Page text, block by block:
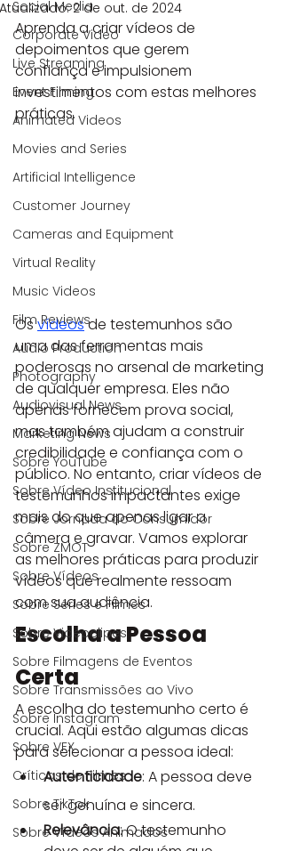
Social Media
Corporate Video
Live Streaming
Event Filming
Animated Videos
Movies and Series
Artificial Intelligence
Customer Journey
Cameras and Equipment
Virtual Reality
Music Videos
Film Reviews
Audio Production
Photography
Audiovisual News
Marketing News
Sobre YouTube
Sobre Vídeo Institucional
Sobre Jornada do Consumidor
Sobre ZMOT
Sobre Vídeos
Sobre Séries e Filmes
Sobre Videoclipes
Sobre Filmagens de Eventos
Sobre Transmissões ao Vivo
Sobre Instagram
Sobre VFX
Críticas de Filmes
Sobre TikTok
Sobre Vídeos Animados
Atualizado:2 de out. de 2024
Aprenda a criar vídeos de
depoimentos que gerem
confiança e impulsionem
investimentos com estas melhores
práticas.
Os vídeos de testemunhos são
uma das ferramentas mais
poderosas no arsenal de marketing
de qualquer empresa. Eles não
apenas fornecem prova social,
mas também ajudam a construir
credibilidade e confiança com o
público. No entanto, criar vídeos de
testemunhos impactantes exige
mais do que apenas ligar a
câmera e gravar. Vamos explorar
as melhores práticas para produzir
vídeos que realmente ressoam
com sua audiência.
Escolha a Pessoa
Certa
A escolha do testemunho certo é
crucial. Aqui estão algumas dicas
para selecionar a pessoa ideal:
Autenticidade: A pessoa deve
ser genuína e sincera.
Relevância: O testemunho